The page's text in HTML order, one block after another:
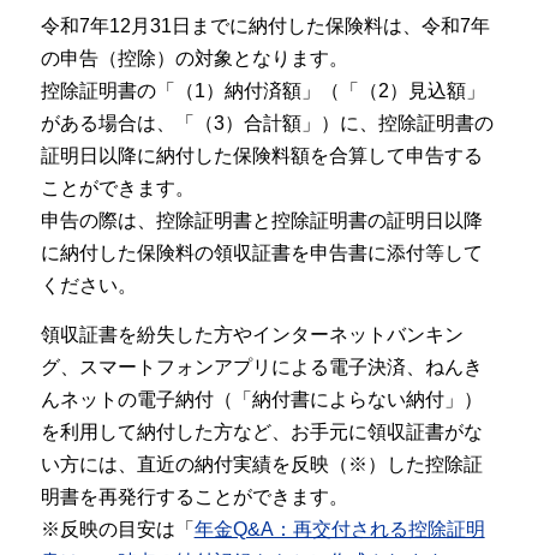
令和7年12月31日までに納付した保険料は、令和7年
の申告（控除）の対象となります。
控除証明書の「（1）納付済額」（「（2）見込額」
がある場合は、「（3）合計額」）に、控除証明書の
証明日以降に納付した保険料額を合算して申告する
ことができます。
申告の際は、控除証明書と控除証明書の証明日以降
に納付した保険料の領収証書を申告書に添付等して
ください。
領収証書を紛失した方やインターネットバンキン
グ、スマートフォンアプリによる電子決済、ねんき
んネットの電子納付（「納付書によらない納付」）
を利用して納付した方など、お手元に領収証書がな
い方には、直近の納付実績を反映（※）した控除証
明書を再発行することができます。
※反映の目安は「 年金Q&A：再交付される控除証明